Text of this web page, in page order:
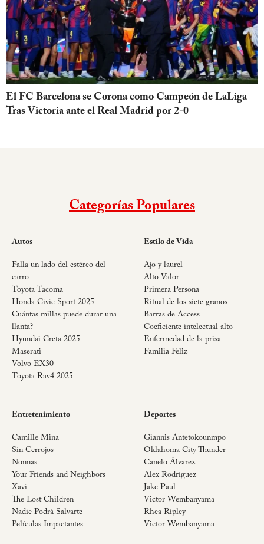
El FC Barcelona se Corona como Campeón de LaLiga
Tras Victoria ante el Real Madrid por 2-0
Categorías Populares
Autos
Falla un lado del estéreo del
carro
Toyota Tacoma
Honda Civic Sport 2025
Cuántas millas puede durar una
llanta?
Hyundai Creta 2025
Maserati
Volvo EX30
Toyota Rav4 2025
Estilo de Vida
Ajo y laurel
Alto Valor
Primera Persona
Ritual de los siete granos
Barras de Access
Coeficiente intelectual alto
Enfermedad de la prisa
Familia Feliz
Entretenimiento
Camille Mina
Sin Cerrojos
Nonnas
Your Friends and Neighbors
Xavi
The Lost Children
Nadie Podrá Salvarte
Películas Impactantes
Deportes
Giannis Antetokounmpo
Oklahoma City Thunder
Canelo Álvarez
Alex Rodriguez
Jake Paul
Victor Wembanyama
Rhea Ripley
Victor Wembanyama